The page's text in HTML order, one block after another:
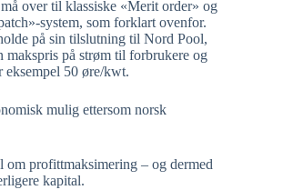
over til klassiske «Merit order» og
system, som forklart ovenfor.
på sin tilslutning til Nord Pool,
makspris på strøm til forbrukere og
50 øre/kwt.
mulig ettersom norsk
om profittmaksimering – og dermed
kapital.